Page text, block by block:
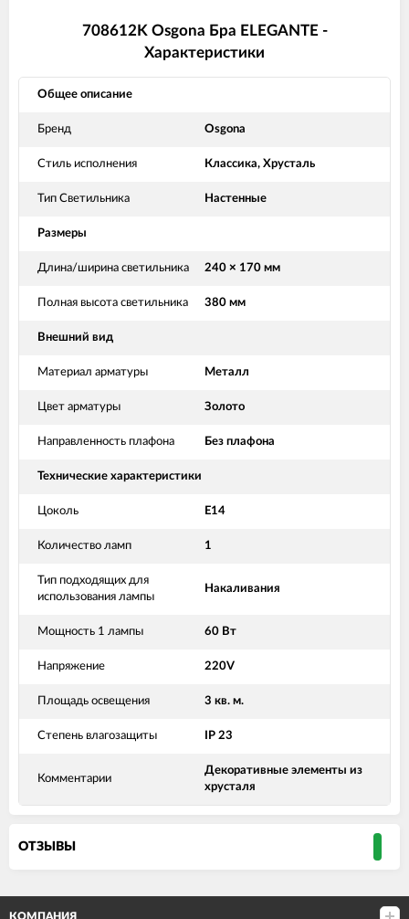
708612K Osgona Бра ELEGANTE -
Характеристики
Общее описание
Бренд Osgona
Стиль исполнения Классика, Хрусталь
Тип Светильника Настенные
Размеры
Длина/ширина светильника 240 × 170 мм
Полная высота светильника 380 мм
Внешний вид
Материал арматуры Металл
Цвет арматуры Золото
Направленность плафона Без плафона
Технические характеристики
Цоколь Е14
Количество ламп 1
Тип подходящих для
использования лампы
Накаливания
Мощность 1 лампы 60 Вт
Напряжение 220V
Площадь освещения 3 кв. м.
Степень влагозащиты IP 23
Комментарии
Декоративные элементы из
хрусталя
ОТЗЫВЫ
КОМПАНИЯ